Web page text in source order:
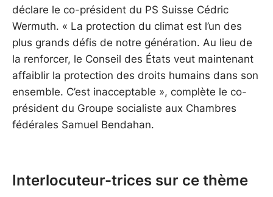
déclare le co-président du PS Suisse Cédric
Wermuth. « La protection du climat est l’un des
plus grands défis de notre génération. Au lieu de
la renforcer, le Conseil des États veut maintenant
affaiblir la protection des droits humains dans son
ensemble. C’est inacceptable », complète le co-
président du Groupe socialiste aux Chambres
fédérales Samuel Bendahan.
Interlocuteur-trices sur ce thème